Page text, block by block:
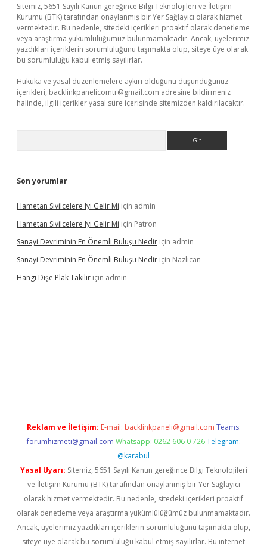
Sitemiz, 5651 Sayılı Kanun gereğince Bilgi Teknolojileri ve İletişim
Kurumu (BTK) tarafından onaylanmış bir Yer Sağlayıcı olarak hizmet
vermektedir. Bu nedenle, sitedeki içerikleri proaktif olarak denetleme
veya araştırma yükümlülüğümüz bulunmamaktadır. Ancak, üyelerimiz
yazdıkları içeriklerin sorumluluğunu taşımakta olup, siteye üye olarak
bu sorumluluğu kabul etmiş sayılırlar.
Hukuka ve yasal düzenlemelere aykırı olduğunu düşündüğünüz
içerikleri, backlinkpanelicomtr@gmail.com adresine bildirmeniz
halinde, ilgili içerikler yasal süre içerisinde sitemizden kaldırılacaktır.
Son yorumlar
Hametan Sivilcelere Iyi Gelir Mi için admin
Hametan Sivilcelere Iyi Gelir Mi için Patron
Sanayi Devriminin En Önemli Buluşu Nedir için admin
Sanayi Devriminin En Önemli Buluşu Nedir için Nazlıcan
Hangi Dişe Plak Takılır için admin
Reklam ve İletişim: E-mail: backlinkpaneli@gmail.com Teams:
forumhizmeti@gmail.com Whatsapp: 0262 606 0 726 Telegram:
@karabul
Yasal Uyarı: Sitemiz, 5651 Sayılı Kanun gereğince Bilgi Teknolojileri
ve İletişim Kurumu (BTK) tarafından onaylanmış bir Yer Sağlayıcı
olarak hizmet vermektedir. Bu nedenle, sitedeki içerikleri proaktif
olarak denetleme veya araştırma yükümlülüğümüz bulunmamaktadır.
Ancak, üyelerimiz yazdıkları içeriklerin sorumluluğunu taşımakta olup,
siteye üye olarak bu sorumluluğu kabul etmiş sayılırlar. Bu internet